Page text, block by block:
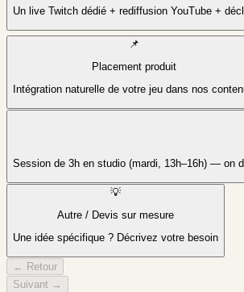
Un live Twitch dédié + rediffusion YouTube +
📌
Placement produit
Intégration naturelle de votre jeu dans nos
Session de 3h en studio (mardi, 13h–16h) — on
💡
Autre / Devis sur mesure
Une idée spécifique ? Décrivez votre besoin
← Retour
Suivant →